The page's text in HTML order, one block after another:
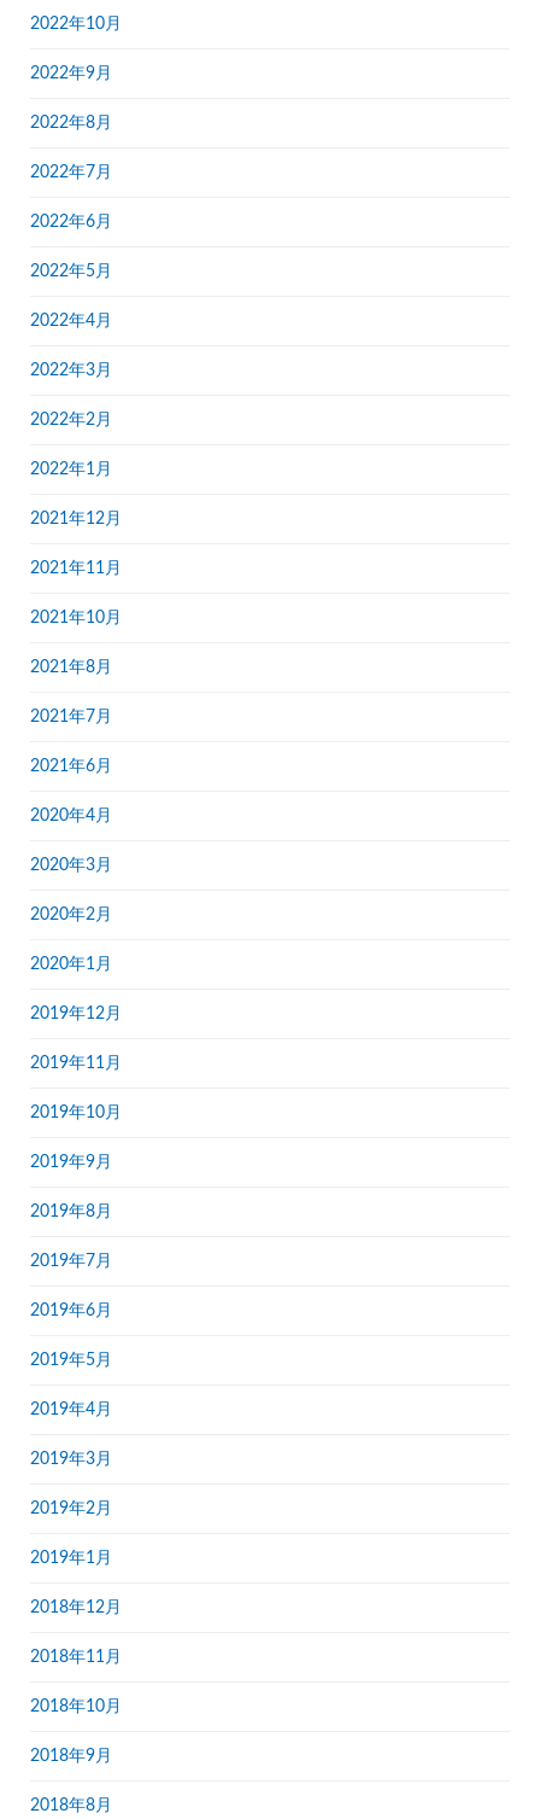
2022年10月
2022年9月
2022年8月
2022年7月
2022年6月
2022年5月
2022年4月
2022年3月
2022年2月
2022年1月
2021年12月
2021年11月
2021年10月
2021年8月
2021年7月
2021年6月
2020年4月
2020年3月
2020年2月
2020年1月
2019年12月
2019年11月
2019年10月
2019年9月
2019年8月
2019年7月
2019年6月
2019年5月
2019年4月
2019年3月
2019年2月
2019年1月
2018年12月
2018年11月
2018年10月
2018年9月
2018年8月